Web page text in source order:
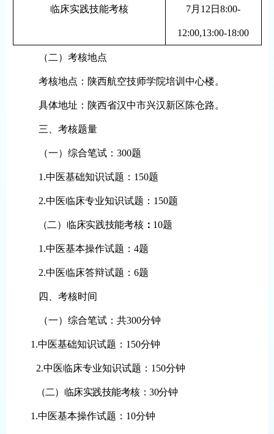
临床实践技能考核 7月 12 日 8:00-
12:00,13:00-18:00
（二）考核地点
考核地点：陕西航空技师学院培训中心楼。
具体地址：陕西省汉中市兴汉新区陈仓路。
三 、考核题量
（一）综合笔试： 300题
1.中医基础知识试题： 150题
2.中医临床专业知识试题： 150题
（二 ）临床实践技能考核： 10题
1.中医基本操作试题： 4题
2.中医临床答辩试题： 6题
四 考核时间
（一）综合笔试：共300分钟
1 .中医基础知识试题： 150分钟
2.中医临床专业知识试题： 150分钟
（二）临床实践技能考核：30分钟
1 .中医基本操作试题： 10分钟